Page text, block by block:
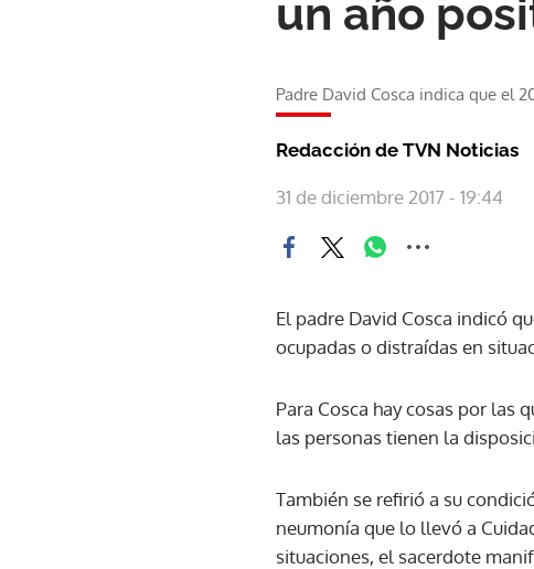
un año
Padre David Cosca indica que el
Redacción de TVN Noticias
31 de diciembre 2017 - 19:44
El padre David Cosca indicó
ocupadas o distraídas en
Para Cosca hay cosas por las
las personas tienen la
También se refirió a su
neumonía que lo llevó a
situaciones, el sacerdote